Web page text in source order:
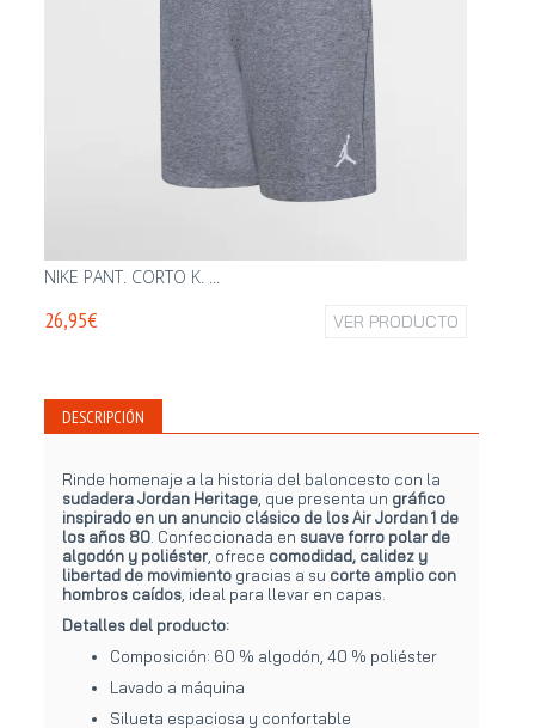
NIKE PANT. CORTO K. ...
26,95€ VER PRODUCTO
DESCRIPCIÓN
Rinde homenaje a la historia del baloncesto con la
sudadera Jordan Heritage , que presenta un gráfico
inspirado en un anuncio clásico de los Air Jordan 1 de
los años 80 . Confeccionada en suave forro polar de
algodón y poliéster , ofrece comodidad, calidez y
libertad de movimiento gracias a su corte amplio con
hombros caídos , ideal para llevar en capas.
Detalles del producto:
Composición: 60 % algodón, 40 % poliéster
Lavado a máquina
Silueta espaciosa y confortable